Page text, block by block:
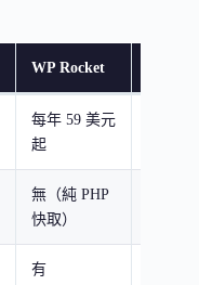
WP Rocket
每年 59 美元
起
無（純 PHP
快取）
有